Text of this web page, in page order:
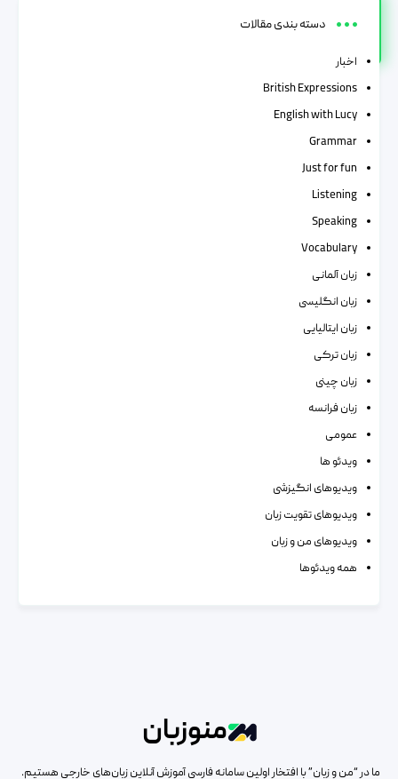
دسته بندی مقالات
اخبار
British Expressions
English with Lucy
Grammar
Just for fun
Listening
Speaking
Vocabulary
زبان آلمانی
زبان انگلیسی
زبان ایتالیایی
زبان ترکی
زبان چینی
زبان فرانسه
عمومی
ویدئو ها
ویدیوهای انگیزشی
ویدیوهای تقویت زبان
ویدیوهای من و زبان
همه ویدئوها
منوزبان
ما در “من و زبان” با افتخار اولین سامانه فارسی آموزش آنلاین زبان‌های خارجی هستیم.